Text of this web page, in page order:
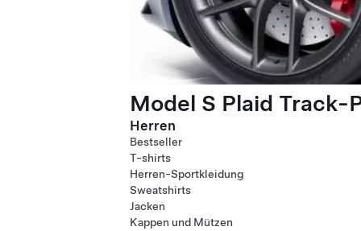
Model S Plaid Track-
Herren
Bestseller
T-shirts
Herren-Sportkleidung
Sweatshirts
Jacken
Kappen und Mützen